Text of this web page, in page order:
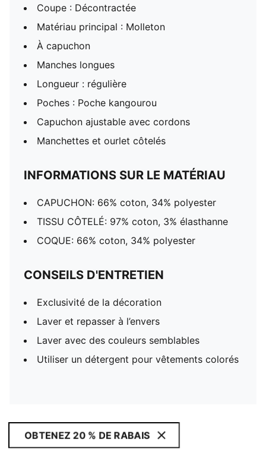
Coupe : Décontractée
Matériau principal : Molleton
À capuchon
Manches longues
Longueur : régulière
Poches : Poche kangourou
Capuchon ajustable avec cordons
Manchettes et ourlet côtelés
INFORMATIONS SUR LE MATÉRIAU
CAPUCHON: 66% coton, 34% polyester
TISSU CÔTELÉ: 97% coton, 3% élasthanne
COQUE: 66% coton, 34% polyester
CONSEILS D'ENTRETIEN
Exclusivité de la décoration
Laver et repasser à l’envers
Laver avec des couleurs semblables
Utiliser un détergent pour vêtements colorés
OBTENEZ 20 % DE RABAIS